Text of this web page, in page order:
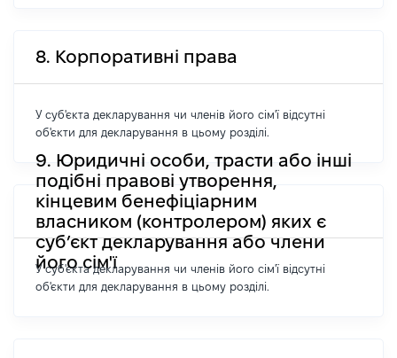
8. Корпоративні права
У суб'єкта декларування чи членів його сім'ї відсутні
об'єкти для декларування в цьому розділі.
9. Юридичні особи, трасти або інші
подібні правові утворення,
кінцевим бенефіціарним
власником (контролером) яких є
суб’єкт декларування або члени
його сім'ї
У суб'єкта декларування чи членів його сім'ї відсутні
об'єкти для декларування в цьому розділі.